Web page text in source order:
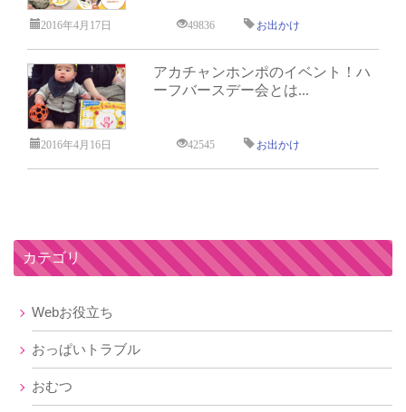
2016年4月17日 49836 お出かけ
アカチャンホンポのイベント！ハ
ーフバースデー会とは...
2016年4月16日 42545 お出かけ
カテゴリ
Webお役立ち
おっぱいトラブル
おむつ